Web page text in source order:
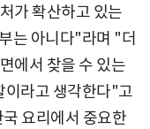
가 확산하고 있는
는 아니다"라며 "더
에서 찾을 수 있는
이라고 생각한다"고
요리에서 중요한